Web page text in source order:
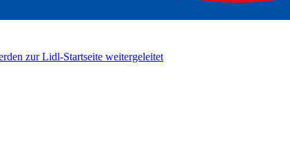
zur Lidl-Startseite weitergeleitet